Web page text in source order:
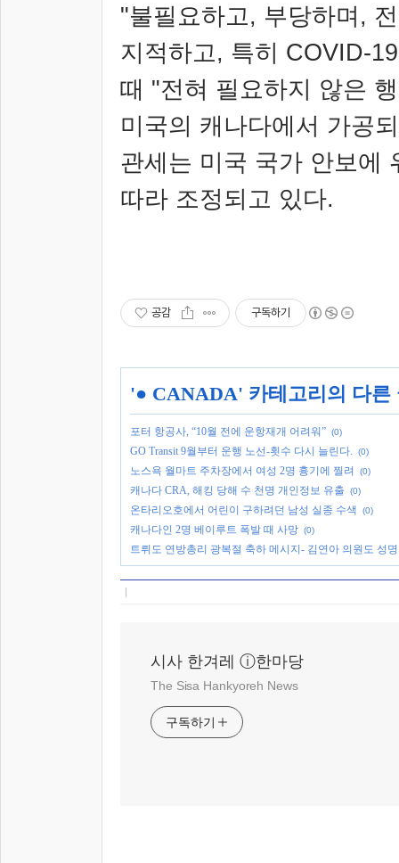
"불필요하고, 부당하며,
지적하고, 특히 COVID-
때 "전혀 필요하지 않은
미국의 캐나다에서 가공
관세는 미국 국가 안보에
따라 조정되고 있다.
공감 구독하기
'● CANADA' 카테고리의 다른
포터 항공사, “10월 전에 운항재개 어려워” (0)
GO Transit 9월부터 운행 노선-횟수 다시 늘린다. (0)
노스욕 월마트 주차장에서 여성 2명 흉기에 찔려 (0)
캐나다 CRA, 해킹 당해 수 천명 개인정보 유출 (0)
온타리오호에서 어린이 구하려던 남성 실종 수색 (0)
캐나다인 2명 베이루트 폭발 때 사망 (0)
트뤼도 연방총리 광복절 축하 메시지- 김연아 의원도 성명
시사 한겨레 ⓘ한마당
The Sisa Hankyoreh News
구독하기